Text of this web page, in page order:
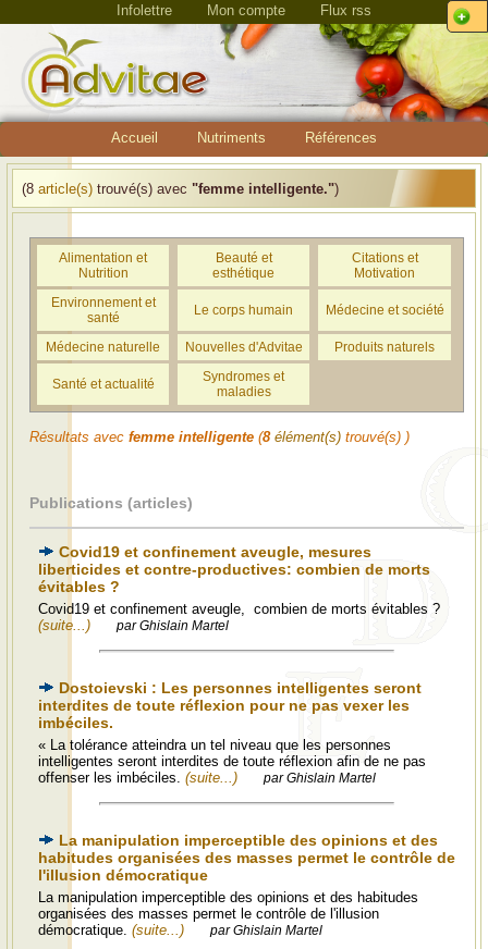
Infolettre Mon compte Flux rss
Accueil Nutriments Références
(8 article(s) trouvé(s) avec "femme intelligente.")
Alimentation et
Nutrition
Beauté et
esthétique
Citations et
Motivation
Environnement et
santé
Le corps humain Médecine et société
Médecine naturelle Nouvelles d'Advitae Produits naturels
Santé et actualité
Syndromes et
maladies
Résultats avec femme intelligente (8 élément(s) trouvé(s) )
Publications (articles)
Covid19 et confinement aveugle, mesures
liberticides et contre-productives: combien de morts
évitables ?
Covid19 et confinement aveugle, combien de morts évitables ?
(suite...)
par Ghislain Martel
Dostoievski : Les personnes intelligentes seront
interdites de toute réflexion pour ne pas vexer les
imbéciles.
« La tolérance atteindra un tel niveau que les personnes
intelligentes seront interdites de toute réflexion afin de ne pas
offenser les imbéciles. (suite...) par Ghislain Martel
La manipulation imperceptible des opinions et des
habitudes organisées des masses permet le contrôle de
l'illusion démocratique
La manipulation imperceptible des opinions et des habitudes
organisées des masses permet le contrôle de l'illusion
démocratique. (suite...) par Ghislain Martel